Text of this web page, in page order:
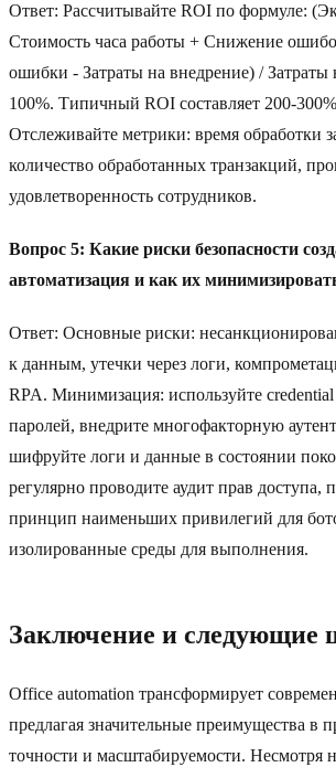
Ответ: Рассчитывайте ROI по формуле:
Стоимость часа работы + Снижение
ошибки - Затраты на внедрение) / Затраты
100%. Типичный ROI составляет 200-
Отслеживайте метрики: время обработки
количество обработанных транзакций,
удовлетворенность сотрудников.
Вопрос 5: Какие риски безопасности
автоматизация и как их
Ответ: Основные риски:
к данным, утечки через логи,
RPA. Минимизация: используйте
паролей, внедрите многофакторную
шифруйте логи и данные в состоянии
регулярно проводите аудит прав доступа,
принцип наименьших привилегий для
изолированные среды для выполнения.
Заключение и следующие
Office automation трансформирует
предлагая значительные преимущества в
точности и масштабируемости. Несмотря